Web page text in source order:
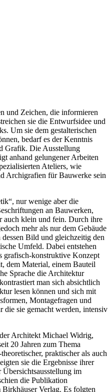
und Zeichen, die informieren
sie die Entwurfsidee und
Um sie dem gestalterischen
bedarf es der Kenntnis
Grafik. Die Ausstellung
anhand gelungener Arbeiten
Ateliers, wie
Archigrafien für Bauwerke sein
nur wenige aber die
an Bauwerken,
auch klein und fein. Durch ihre
mehr als nur dem Gebäude
Bild und gleichzeitig den
Umfeld. Dabei entstehen
grafisch-konstruktive Konzept
dem Material, einem Bauteil
Sprache die Architektur
man sich absichtlich
lesen können und sich mit
Montagefragen und
die sie gemacht werden, intensiv
Architekt Michael Widrig,
20 Jahren zum Thema
praktischer als auch
sie die Ergebnisse ihrer
im
die Publikation
Verlag. Es folgten